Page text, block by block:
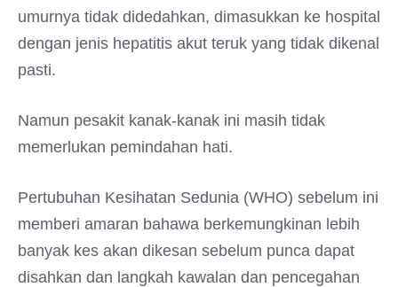
umurnya tidak didedahkan, dimasukkan ke hospital
dengan jenis hepatitis akut teruk yang tidak dikenal
pasti.
Namun pesakit kanak-kanak ini masih tidak
memerlukan pemindahan hati.
Pertubuhan Kesihatan Sedunia (WHO) sebelum ini
memberi amaran bahawa berkemungkinan lebih
banyak kes akan dikesan sebelum punca dapat
disahkan dan langkah kawalan dan pencegahan